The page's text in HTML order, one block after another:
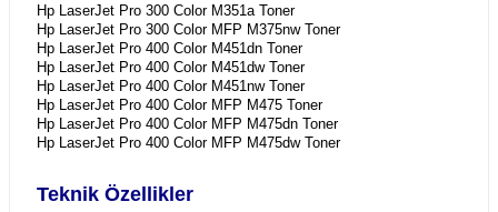
Hp LaserJet Pro 300 Color M351a Toner
Hp LaserJet Pro 300 Color MFP M375nw Toner
Hp LaserJet Pro 400 Color M451dn Toner
Hp LaserJet Pro 400 Color M451dw Toner
Hp LaserJet Pro 400 Color M451nw Toner
Hp LaserJet Pro 400 Color MFP M475 Toner
Hp LaserJet Pro 400 Color MFP M475dn Toner
Hp LaserJet Pro 400 Color MFP M475dw Toner
Teknik Özellikler